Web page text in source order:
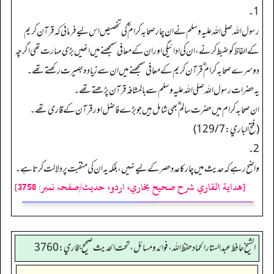
1۔
رسول اللہ صلی اللہ علیہ وسلم نے ان چار صحابہ کرام ؓ کی تخصیص اس لیے فرمائی کہ قرآن کریم
کے ا لفاظ کو ضبط کرنے،ان کی ادائیگی اور ان کے معافی سمجھنے میں انھیں بڑی مہارت تھی اگرچہ
دوسرے صحابہ کرام ؓ قرآن کریم کے معافی سمجھنے میں ان سے زیادہ بصیرت رکھتے تھے۔
یہ حضرات رسول اللہ صلی اللہ علیہ وسلم سے بالمشافہ قرآن پڑھتے تھے۔
ان صحابہ کرام میں حضرت سالم ؓ بھی شامل ہیں جو بڑے فاضل اور قرآن کے قاری تھے۔
(فتح الباري: 129/7)
2۔
واضح رہے کہ حدیث میں چار کا عددحصر کے لیے نہیں،بلکہ یہ ان کی منقبت پردلالت کرتا ہے۔
[هداية القاري شرح صحيح بخاري، اردو، حدیث/صفحہ نمبر: 3758]
الشيخ حافط عبدالستار الحماد حفظ الله، فوائد و مسائل، تحت الحديث صحيح بخاري:3760